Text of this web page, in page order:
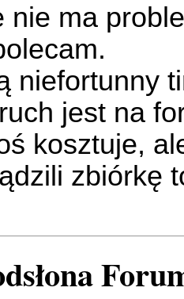
nie ma
niefortunny
jest na
kosztuje,
zbiórkę